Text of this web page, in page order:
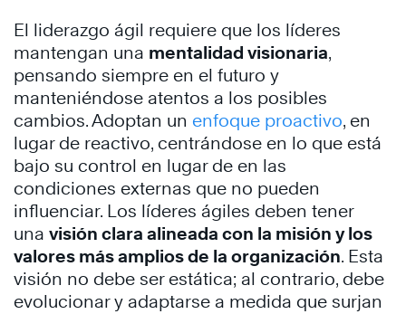
El liderazgo ágil requiere que los líderes
mantengan una mentalidad visionaria,
pensando siempre en el futuro y
manteniéndose atentos a los posibles
cambios. Adoptan un enfoque proactivo, en
lugar de reactivo, centrándose en lo que está
bajo su control en lugar de en las
condiciones externas que no pueden
influenciar. Los líderes ágiles deben tener
una visión clara alineada con la misión y los
valores más amplios de la organización. Esta
visión no debe ser estática; al contrario, debe
evolucionar y adaptarse a medida que surjan